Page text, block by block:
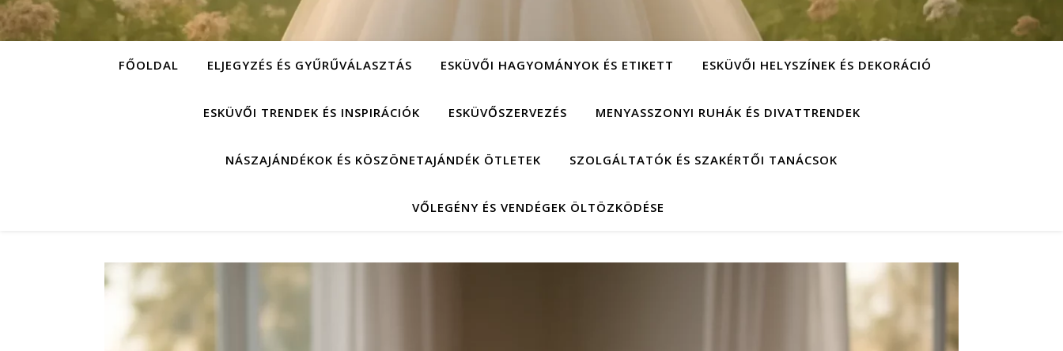
FŐOLDAL ELJEGYZÉS ÉS GYŰRŰVÁLASZTÁS ESKÜVŐI HAGYOMÁNYOK ÉS ETIKETT ESKÜVŐI HELYSZÍNEK ÉS DEKORÁCIÓ
ESKÜVŐI TRENDEK ÉS INSPIRÁCIÓK ESKÜVŐSZERVEZÉS MENYASSZONYI RUHÁK ÉS DIVATTRENDEK
NÁSZAJÁNDÉKOK ÉS KÖSZÖNETAJÁNDÉK ÖTLETEK SZOLGÁLTATÓK ÉS SZAKÉRTŐI TANÁCSOK
VŐLEGÉNY ÉS VENDÉGEK ÖLTÖZKÖDÉSE